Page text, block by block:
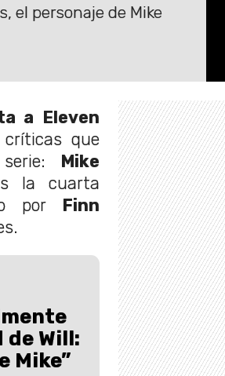
el personaje de Mike
a Eleven
que
Mike
la cuarta
por Finn
de Will:
Mike”